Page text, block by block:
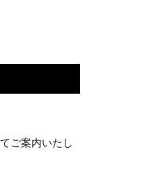
ご案内いたし